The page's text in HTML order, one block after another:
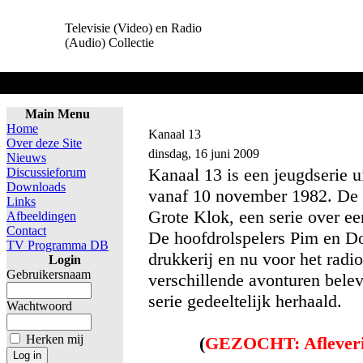
Televisie (Video) en Radio
(Audio) Collectie
Main Menu
Home
Over deze Site
Nieuws
Discussieforum
Downloads
Links
Afbeeldingen
Contact
TV Programma DB
Login
Gebruikersnaam
Wachtwoord
Herken mij
Kanaal 13
dinsdag, 16 juni 2009
Kanaal 13 is een jeugdserie
vanaf 10 november 1982.
Grote Klok, een serie over
De hoofdrolspelers Pim en
drukkerij en nu voor het
verschillende avonturen
serie gedeeltelijk herhaald.
(GEZOCHT: